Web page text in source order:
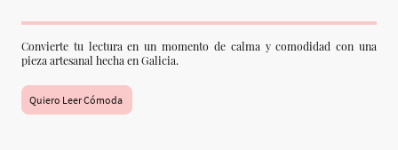
Convierte tu lectura en un momento de calma y comodidad con una
pieza artesanal hecha en Galicia.
Quiero Leer Cómoda